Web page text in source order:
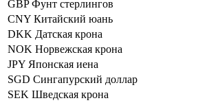
GBP Фунт стерлингов
CNY Китайский юань
DKK Датская крона
NOK Норвежская крона
JPY Японская иена
SGD Сингапурский доллар
SEK Шведская крона